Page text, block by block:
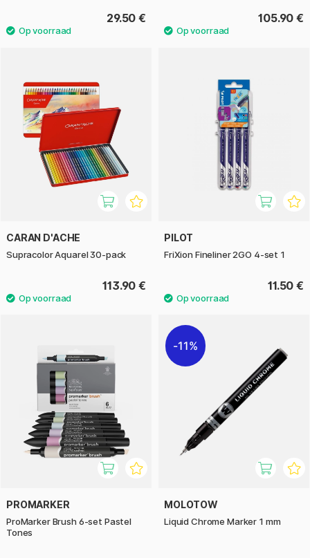
29.50 € 105.90 €
CARAN D'ACHE
Supracolor Aquarel 30-pack
113.90 €
PILOT
FriXion Fineliner 2GO 4-set 1
11.50 €
PROMARKER
ProMarker Brush 6-set Pastel
Tones
11%
MOLOTOW
Liquid Chrome Marker 1 mm